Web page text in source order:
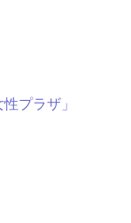
プラザ」